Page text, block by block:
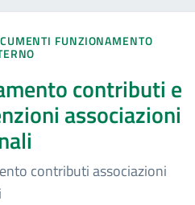
FUNZIONAMENTO
contributi e
associazioni
contributi associazioni